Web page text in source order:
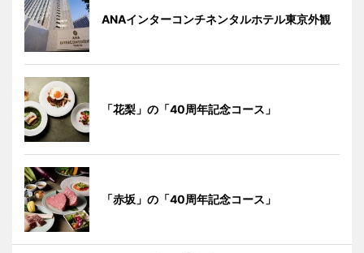
ANAインターコンチネンタルホテル東京外観
「花梨」の「40周年記念コース」
「赤坂」の「40周年記念コース」